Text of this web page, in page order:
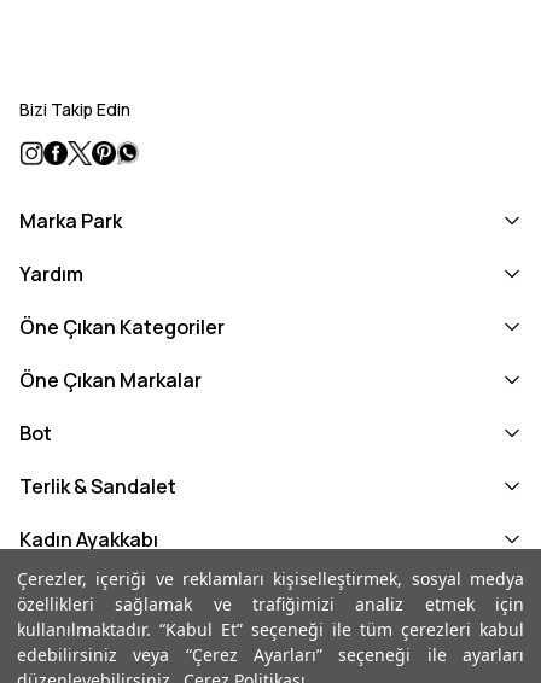
Çerezler, içeriği ve reklamları kişiselleştirmek, sosyal medya
özellikleri sağlamak ve trafiğimizi analiz etmek için
kullanılmaktadır. “Kabul Et” seçeneği ile tüm çerezleri kabul
edebilirsiniz veya “Çerez Ayarları” seçeneği ile ayarları
Bizi Takip Edin
Marka Park
Yardım
Öne Çıkan Kategoriler
Öne Çıkan Markalar
Bot
Terlik & Sandalet
Kadın Ayakkabı
Kadın Loafer
Kadın Loafer